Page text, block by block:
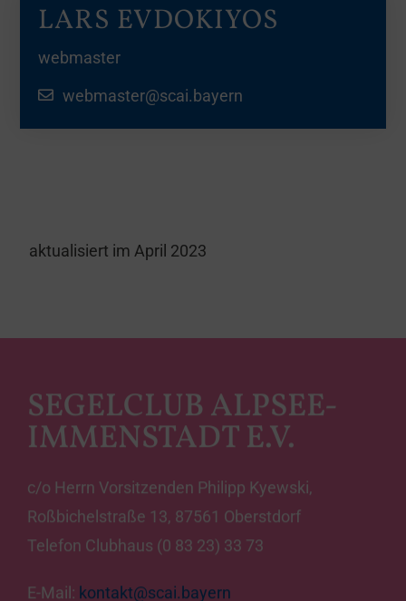
LARS EVDOKIYOS
webmaster
webmaster@scai.bayern
aktualisiert im April 2023
SEGELCLUB ALPSEE-
IMMENSTADT E.V.
c/o Herrn Vorsitzenden Philipp Kyewski,
Roßbichelstraße 13, 87561 Oberstdorf
Telefon Clubhaus (0 83 23) 33 73
E-Mail: kontakt@scai.bayern